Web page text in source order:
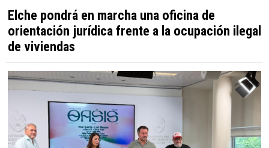
Elche pondrá en marcha una oficina de
orientación jurídica frente a la ocupación ilegal
de viviendas